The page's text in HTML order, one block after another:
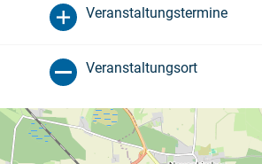
Veranstaltungstermine
Veranstaltungsort